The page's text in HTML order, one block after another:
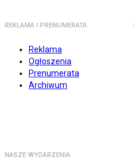
REKLAMA I PRENUMERATA
Reklama
Ogłoszenia
Prenumerata
Archiwum
NASZE WYDARZENIA